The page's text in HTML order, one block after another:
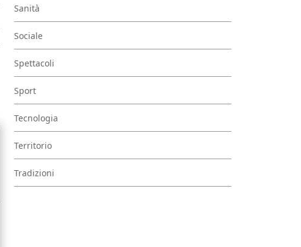
Sanità
Sociale
Spettacoli
Sport
Tecnologia
Territorio
Tradizioni